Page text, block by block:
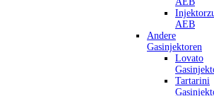
AEB
Andere
Gasinjektoren
Lovato
Tartarini